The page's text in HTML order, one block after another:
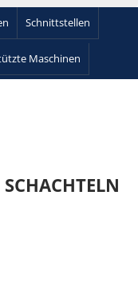
Schnittstellen
Maschinen